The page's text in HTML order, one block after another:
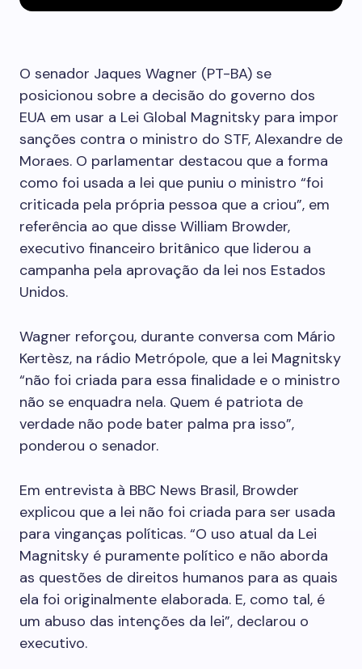
O senador Jaques Wagner (PT-BA) se
posicionou sobre a decisão do governo dos
EUA em usar a Lei Global Magnitsky para impor
sanções contra o ministro do STF, Alexandre de
Moraes. O parlamentar destacou que a forma
como foi usada a lei que puniu o ministro “foi
criticada pela própria pessoa que a criou”, em
referência ao que disse William Browder,
executivo financeiro britânico que liderou a
campanha pela aprovação da lei nos Estados
Unidos.
Wagner reforçou, durante conversa com Mário
Kertèsz, na rádio Metrópole, que a lei Magnitsky
“não foi criada para essa finalidade e o ministro
não se enquadra nela. Quem é patriota de
verdade não pode bater palma pra isso”,
ponderou o senador.
Em entrevista à BBC News Brasil, Browder
explicou que a lei não foi criada para ser usada
para vinganças políticas. “O uso atual da Lei
Magnitsky é puramente político e não aborda
as questões de direitos humanos para as quais
ela foi originalmente elaborada. E, como tal, é
um abuso das intenções da lei”, declarou o
executivo.